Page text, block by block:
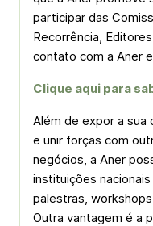
participar das
Recorrência,
contato com a Aner
Clique aqui para
Além de expor a
e unir forças com
negócios, a Aner
instituições
palestras,
Outra vantagem é a